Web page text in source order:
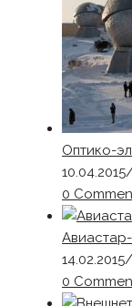
Оптико-
10.04.2015
0
14.02.2015/
0